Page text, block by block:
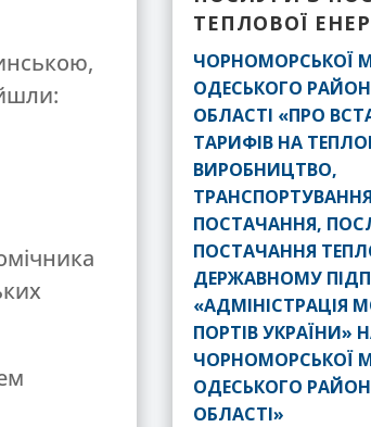
ТЕПЛОВОЇ
ЧОРНОМОРСЬКОЇ
ОДЕСЬКОГО
ОБЛАСТІ «ПРО
ТАРИФІВ НА
ВИРОБНИЦТВО,
ПОСТАЧАННЯ,
ПОСТАЧАННЯ
ДЕРЖАВНОМУ
«АДМІНІСТРАЦІЯ
ПОРТІВ УКРАЇНИ»
ЧОРНОМОРСЬКОЇ
ОДЕСЬКОГО
ОБЛАСТІ»